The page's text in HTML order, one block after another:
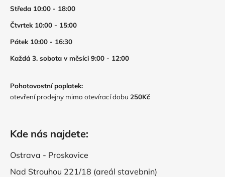
Středa 10:00 - 18:00
Čtvrtek 10:00 - 15:00
Pátek 10:00 - 16:30
Každá 3. sobota v měsíci 9:00 - 12:00
Pohotovostní poplatek:
otevření prodejny mimo otevírací dobu 250Kč
Kde nás najdete:
Ostrava - Proskovice
Nad Strouhou 221/18 (areál stavebnin)